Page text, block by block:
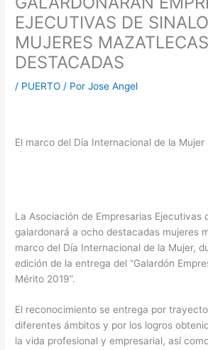
EJECUTIVAS DE
MUJERES MAZATLECAS
DESTACADAS
/ PUERTO / PorJose Angel
El marco del Día Internacional de la Mujer
La Asociación de Empresarias Ejecutivas
galardonará a ocho destacadas mujeres
marco del Día Internacional de la Mujer,
edición de la entrega del “Galardón
Mérito 2019”.
El reconocimiento se entrega por
diferentes ámbitos y por los logros
la vida profesional y empresarial, así